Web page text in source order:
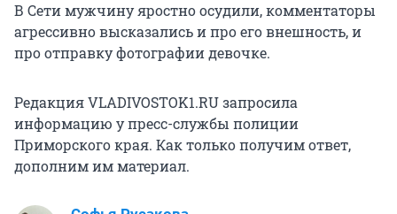
В Сети мужчину яростно осудили, комментаторы
агрессивно высказались и про его внешность, и
про отправку фотографии девочке.
Редакция VLADIVOSTOK1.RU запросила
информацию у пресс-службы полиции
Приморского края. Как только получим ответ,
дополним им материал.